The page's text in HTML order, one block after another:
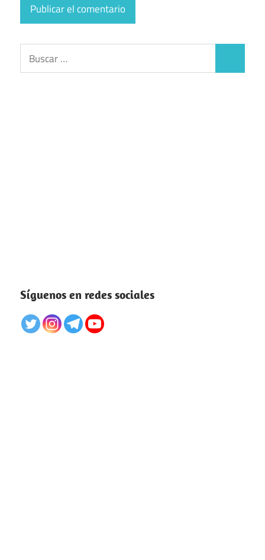
Buscar:
Síguenos en redes sociales